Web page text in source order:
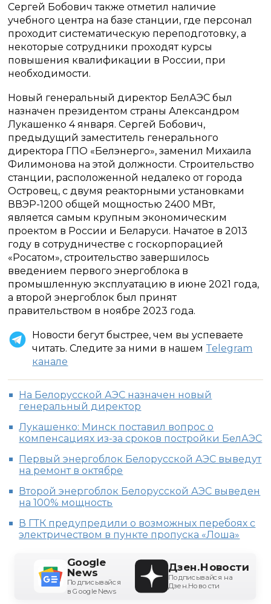
Сергей Бобович также отметил наличие
учебного центра на базе станции, где персонал
проходит систематическую переподготовку, а
некоторые сотрудники проходят курсы
повышения квалификации в России, при
необходимости.
Новый генеральный директор БелАЭС был
назначен президентом страны Александром
Лукашенко 4 января. Сергей Бобович,
предыдущий заместитель генерального
директора ГПО «Белэнерго», заменил Михаила
Филимонова на этой должности. Строительство
станции, расположенной недалеко от города
Островец, с двумя реакторными установками
ВВЭР-1200 общей мощностью 2400 МВт,
является самым крупным экономическим
проектом в России и Беларуси. Начатое в 2013
году в сотрудничестве с госкорпорацией
«Росатом», строительство завершилось
введением первого энергоблока в
промышленную эксплуатацию в июне 2021 года,
а второй энергоблок был принят
правительством в ноябре 2023 года.
Новости бегут быстрее, чем вы успеваете
читать. Следите за ними в нашем Telegram
канале
На Белорусской АЭС назначен новый
генеральный директор
Лукашенко: Минск поставил вопрос о
компенсациях из-за сроков постройки БелАЭС
Первый энергоблок Белорусской АЭС выведут
на ремонт в октябре
Второй энергоблок Белорусской АЭС выведен
на 100% мощность
В ГТК предупредили о возможных перебоях с
электричеством в пункте пропуска «Лоша»
Google
News
Подписывайся
в Google News
Дзен.Новости
Подписывайся на
Дзен.Новости